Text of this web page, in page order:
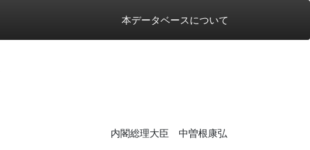
本データベースについて
内閣総理大臣 中曽根康弘